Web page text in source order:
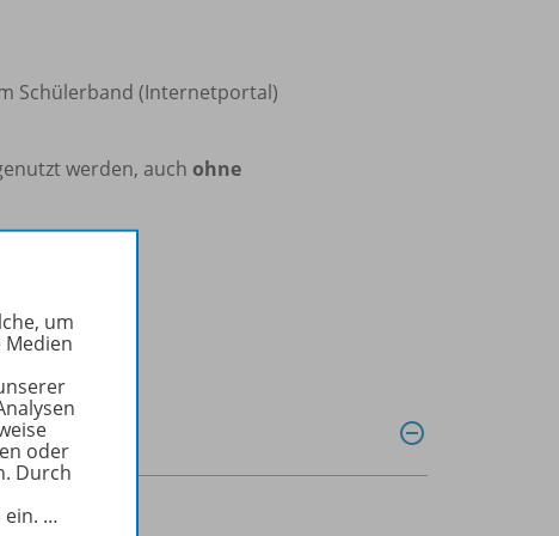
Schülerband (Internetportal)
werden, auch ohne
um
Medien
oder
Durch
ein. …